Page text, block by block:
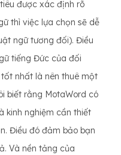
được xác định rõ
thì việc lựa chọn sẽ dễ
ngữ tương đối). Điều
tiếng Đức của đối
nhất là nên thuê một
biết rằng MotaWord có
kinh nghiệm cần thiết
Điều đó đảm bảo bạn
Và nền tảng của